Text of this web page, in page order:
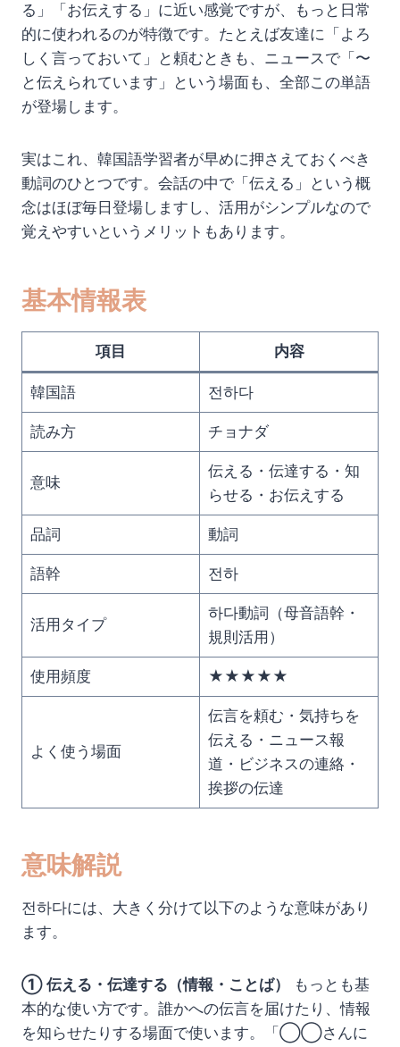
る」「お伝えする」に近い感覚ですが、もっと日常
的に使われるのが特徴です。たとえば友達に「よろ
しく言っておいて」と頼むときも、ニュースで「〜
と伝えられています」という場面も、全部この単語
が登場します。
実はこれ、韓国語学習者が早めに押さえておくべき
動詞のひとつです。会話の中で「伝える」という概
念はほぼ毎日登場しますし、活用がシンプルなので
覚えやすいというメリットもあります。
基本情報表
項目 内容
韓国語 전하다
読み方 チョナダ
意味
伝える・伝達する・知
らせる・お伝えする
品詞 動詞
語幹 전하
活用タイプ
하다動詞（母音語幹・
規則活用）
使用頻度 ★★★★★
よく使う場面
伝言を頼む・気持ちを
伝える・ニュース報
道・ビジネスの連絡・
挨拶の伝達
意味解説
전하다には、大きく分けて以下のような意味があり
ます。
① 伝える・伝達する（情報・ことば）
もっとも基
本的な使い方です。誰かへの伝言を届けたり、情報
を知らせたりする場面で使います。「◯◯さんに